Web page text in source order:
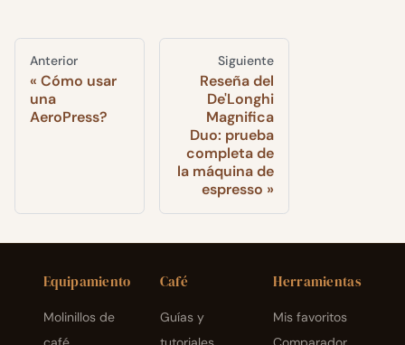
Anterior
Cómo usar
una
AeroPress?
Siguiente
Reseña del
De'Longhi
Magnifica
Duo: prueba
completa de
la máquina de
espresso
Equipamiento
Molinillos de
Café
Guías y
Herramientas
Mis favoritos